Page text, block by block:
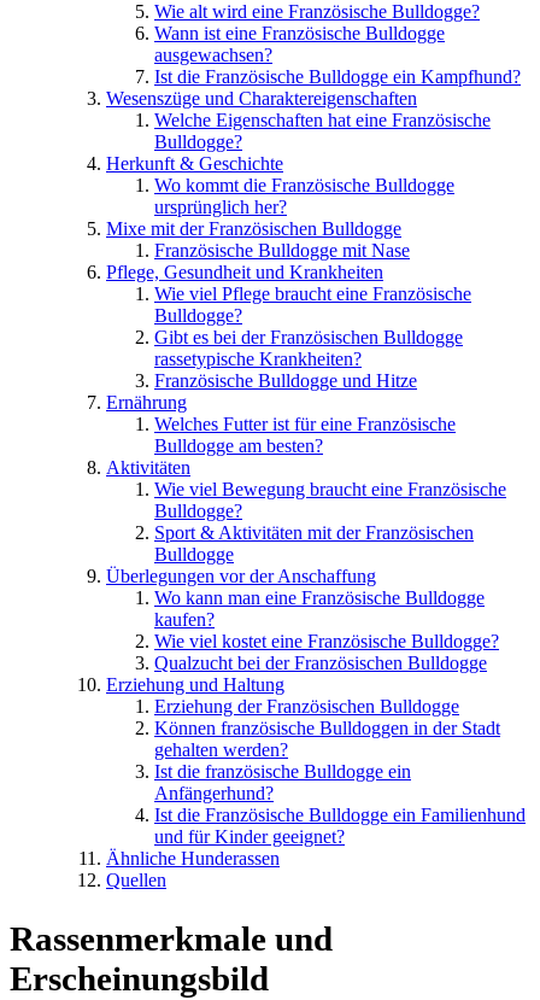
Wie alt wird eine Französische Bulldogge?
Wann ist eine Französische Bulldogge
ausgewachsen?
Ist die Französische Bulldogge ein Kampfhund?
Wesenszüge und Charaktereigenschaften
Welche Eigenschaften hat eine Französische
Bulldogge?
Herkunft & Geschichte
Wo kommt die Französische Bulldogge
ursprünglich her?
Mixe mit der Französischen Bulldogge
Französische Bulldogge mit Nase
Pflege, Gesundheit und Krankheiten
Wie viel Pflege braucht eine Französische
Bulldogge?
Gibt es bei der Französischen Bulldogge
rassetypische Krankheiten?
Französische Bulldogge und Hitze
Ernährung
Welches Futter ist für eine Französische
Bulldogge am besten?
Aktivitäten
Wie viel Bewegung braucht eine Französische
Bulldogge?
Sport & Aktivitäten mit der Französischen
Bulldogge
Überlegungen vor der Anschaffung
Wo kann man eine Französische Bulldogge
kaufen?
Wie viel kostet eine Französische Bulldogge?
Qualzucht bei der Französischen Bulldogge
Erziehung und Haltung
Erziehung der Französischen Bulldogge
Können französische Bulldoggen in der Stadt
gehalten werden?
Ist die französische Bulldogge ein
Anfängerhund?
Ist die Französische Bulldogge ein Familienhund
und für Kinder geeignet?
Ähnliche Hunderassen
Quellen
Rassenmerkmale und
Erscheinungsbild